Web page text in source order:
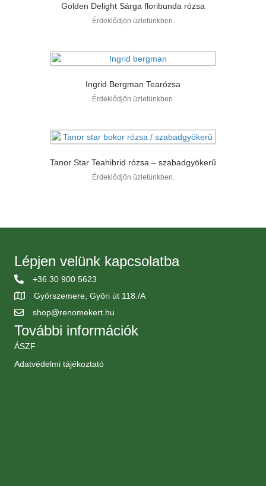
Golden Delight Sárga floribunda rózsa
Érdeklődjön üzletünkben.
Ingrid Bergman Tearózsa
Érdeklődjön üzletünkben.
Tanor Star Teahibrid rózsa – szabadgyökerű
Érdeklődjön üzletünkben.
Lépjen velünk kapcsolatba
+36 30 900 5623
Győrszemere, Győri út 118./A
shop@renomekert.hu
További információk
ÁSZF
Adatvédelmi tájékoztató